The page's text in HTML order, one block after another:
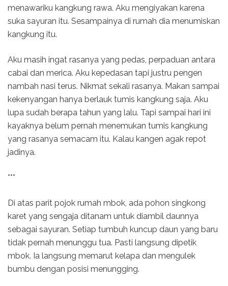
menawariku kangkung rawa. Aku mengiyakan karena
suka sayuran itu. Sesampainya di rumah dia menumiskan
kangkung itu.
Aku masih ingat rasanya yang pedas, perpaduan antara
cabai dan merica. Aku kepedasan tapi justru pengen
nambah nasi terus. Nikmat sekali rasanya. Makan sampai
kekenyangan hanya berlauk tumis kangkung saja. Aku
lupa sudah berapa tahun yang lalu. Tapi sampai hari ini
kayaknya belum pernah menemukan tumis kangkung
yang rasanya semacam itu. Kalau kangen agak repot
jadinya.
***
Di atas parit pojok rumah mbok, ada pohon singkong
karet yang sengaja ditanam untuk diambil daunnya
sebagai sayuran. Setiap tumbuh kuncup daun yang baru
tidak pernah menunggu tua. Pasti langsung dipetik
mbok. Ia langsung memarut kelapa dan mengulek
bumbu dengan posisi menungging.